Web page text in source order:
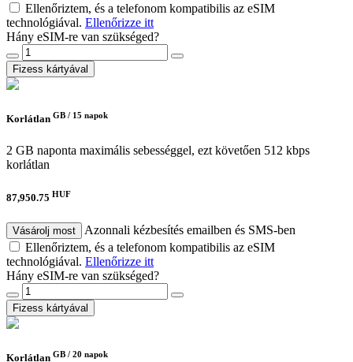
Ellenőriztem, és a telefonom kompatibilis az eSIM
technológiával. Ellenőrizze itt
Hány eSIM-re van szükséged?
Fizess kártyával
Korlátlan GB / 15 napok
2 GB naponta maximális sebességgel, ezt követően 512 kbps
korlátlan
87,950.75 HUF
Vásárolj most
Azonnali kézbesítés emailben és SMS-ben
Ellenőriztem, és a telefonom kompatibilis az eSIM
technológiával. Ellenőrizze itt
Hány eSIM-re van szükséged?
Fizess kártyával
Korlátlan GB / 20 napok